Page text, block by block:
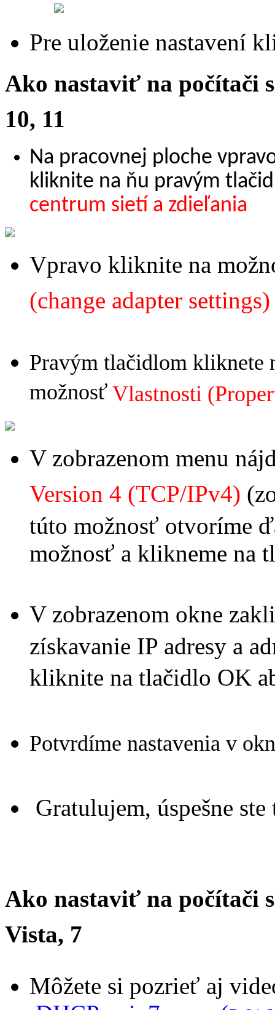
Pre uloženie nastavení
Ako nastaviť na počítači
10, 11
Na pracovnej ploche
kliknite na ňu pravým
centrum sietí a zdieľania
Vpravo kliknite na
(change adapter settings)
Pravým tlačidlom kliknete
možnosť Vlastnosti
V zobrazenom menu
Version 4 (TCP/IPv4)
túto možnosť otvoríme
možnosť a klikneme na
V zobrazenom okne
získavanie IP adresy a
kliknite na tlačidlo OK
Potvrdíme nastavenia v
Gratulujem, úspešne
Ako nastaviť na počítači
Vista, 7
Môžete si pozrieť aj